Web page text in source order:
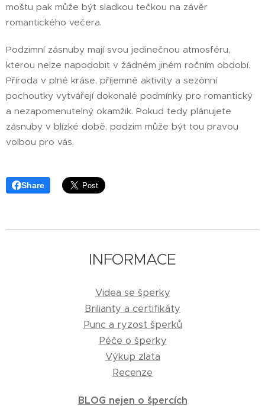
moštu pak může být sladkou tečkou na závěr
romantického večera.
Podzimní zásnuby mají svou jedinečnou atmosféru,
kterou nelze napodobit v žádném jiném ročním období.
Příroda v plné kráse, příjemné aktivity a sezónní
pochoutky vytvářejí dokonalé podmínky pro romantický
a nezapomenutelný okamžik. Pokud tedy plánujete
zásnuby v blízké době, podzim může být tou pravou
volbou pro vás.
Share
INFORMACE
Videa se šperky
Brilianty a certifikáty
Punc a ryzost šperků
Péče o šperky
Výkup zlata
Recenze
BLOG nejen o špercích